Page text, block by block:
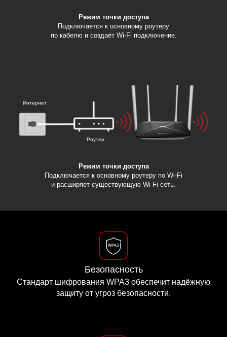
Режим точки доступа
Подключается к основному роутеру
по кабелю и создаёт Wi‑Fi подключение.
Интернет
Роутер
Режим точки доступа
Подключается к основному роутеру по Wi-Fi
и расширяет существующую Wi‑Fi сеть.
Безопасность
Стандарт шифрования WPA3 обеспечит надёжную
защиту от угроз безопасности.